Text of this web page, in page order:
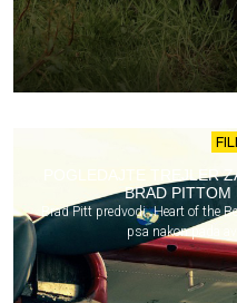
POGLEDAJTE TREJLER
BRAD PITTOM
Brad Pitt predvodi „Heart of the
psa nakon pada